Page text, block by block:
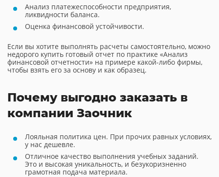
Анализ платежеспособности предприятия,
ликвидности баланса.
Оценка финансовой устойчивости.
Если вы хотите выполнять расчеты самостоятельно, можно
недорого купить готовый отчет по практике «Анализ
финансовой отчетности» на примере какой-либо фирмы,
чтобы взять его за основу и как образец.
Почему выгодно заказать в
компании Заочник
Лояльная политика цен. При прочих равных условиях,
у нас дешевле.
Отличное качество выполнения учебных заданий.
Это и высокая уникальность, и безукоризненно
грамотная подача материала.